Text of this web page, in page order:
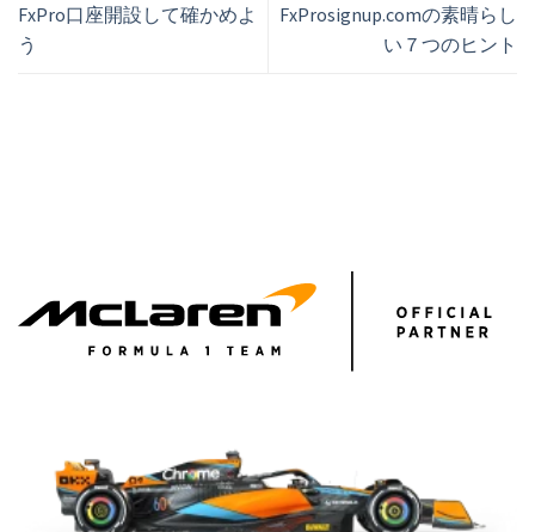
FxPro口座開設して確かめよ
う
FxProsignup.comの素晴らし
い７つのヒント